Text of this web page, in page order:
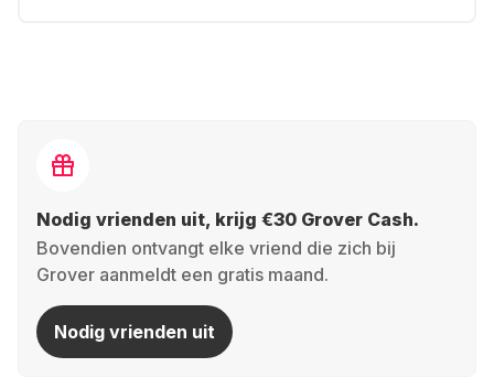
Nodig vrienden uit, krijg €30 Grover Cash.
Bovendien ontvangt elke vriend die zich bij
Grover aanmeldt een gratis maand.
Nodig vrienden uit